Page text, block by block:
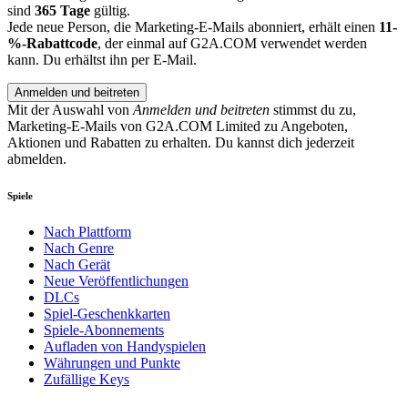
sind 365 Tage gültig.
Jede neue Person, die Marketing-E-Mails abonniert, erhält einen 11-
%-Rabattcode, der einmal auf G2A.COM verwendet werden
kann. Du erhältst ihn per E-Mail.
Anmelden und beitreten
Mit der Auswahl von Anmelden und beitreten stimmst du zu,
Marketing-E-Mails von G2A.COM Limited zu Angeboten,
Aktionen und Rabatten zu erhalten. Du kannst dich jederzeit
abmelden.
Spiele
Nach Plattform
Nach Genre
Nach Gerät
Neue Veröffentlichungen
DLCs
Spiel-Geschenkkarten
Spiele-Abonnements
Aufladen von Handyspielen
Währungen und Punkte
Zufällige Keys